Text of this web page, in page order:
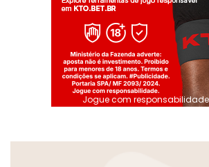
Jogue com